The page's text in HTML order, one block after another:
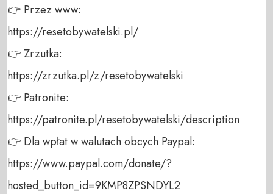
👉 Przez www:
https://resetobywatelski.pl/
👉 Zrzutka:
https://zrzutka.pl/z/resetobywatelski
👉 Patronite:
https://patronite.pl/resetobywatelski/description
👉 Dla wpłat w walutach obcych Paypal:
https://www.paypal.com/donate/?
hosted_button_id=9KMP8ZPSNDYL2